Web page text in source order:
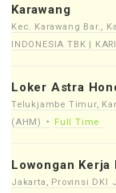
Karawang
Kec. Karawang Bar.,
INDONESIA TBK |
Loker Astra
Telukjambe Timur,
(AHM)
Full Time
Lowongan Kerja
Jakarta, Provinsi DKI